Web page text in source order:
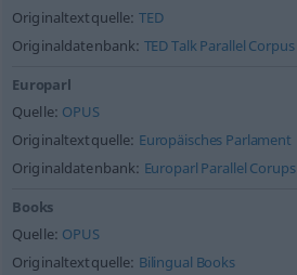
Originaltextquelle: TED
Originaldatenbank: TED Talk Parallel Corpus
Europarl
Quelle: OPUS
Originaltextquelle: Europäisches Parlament
Originaldatenbank: Europarl Parallel Corups
Books
Quelle: OPUS
Originaltextquelle: Bilingual Books